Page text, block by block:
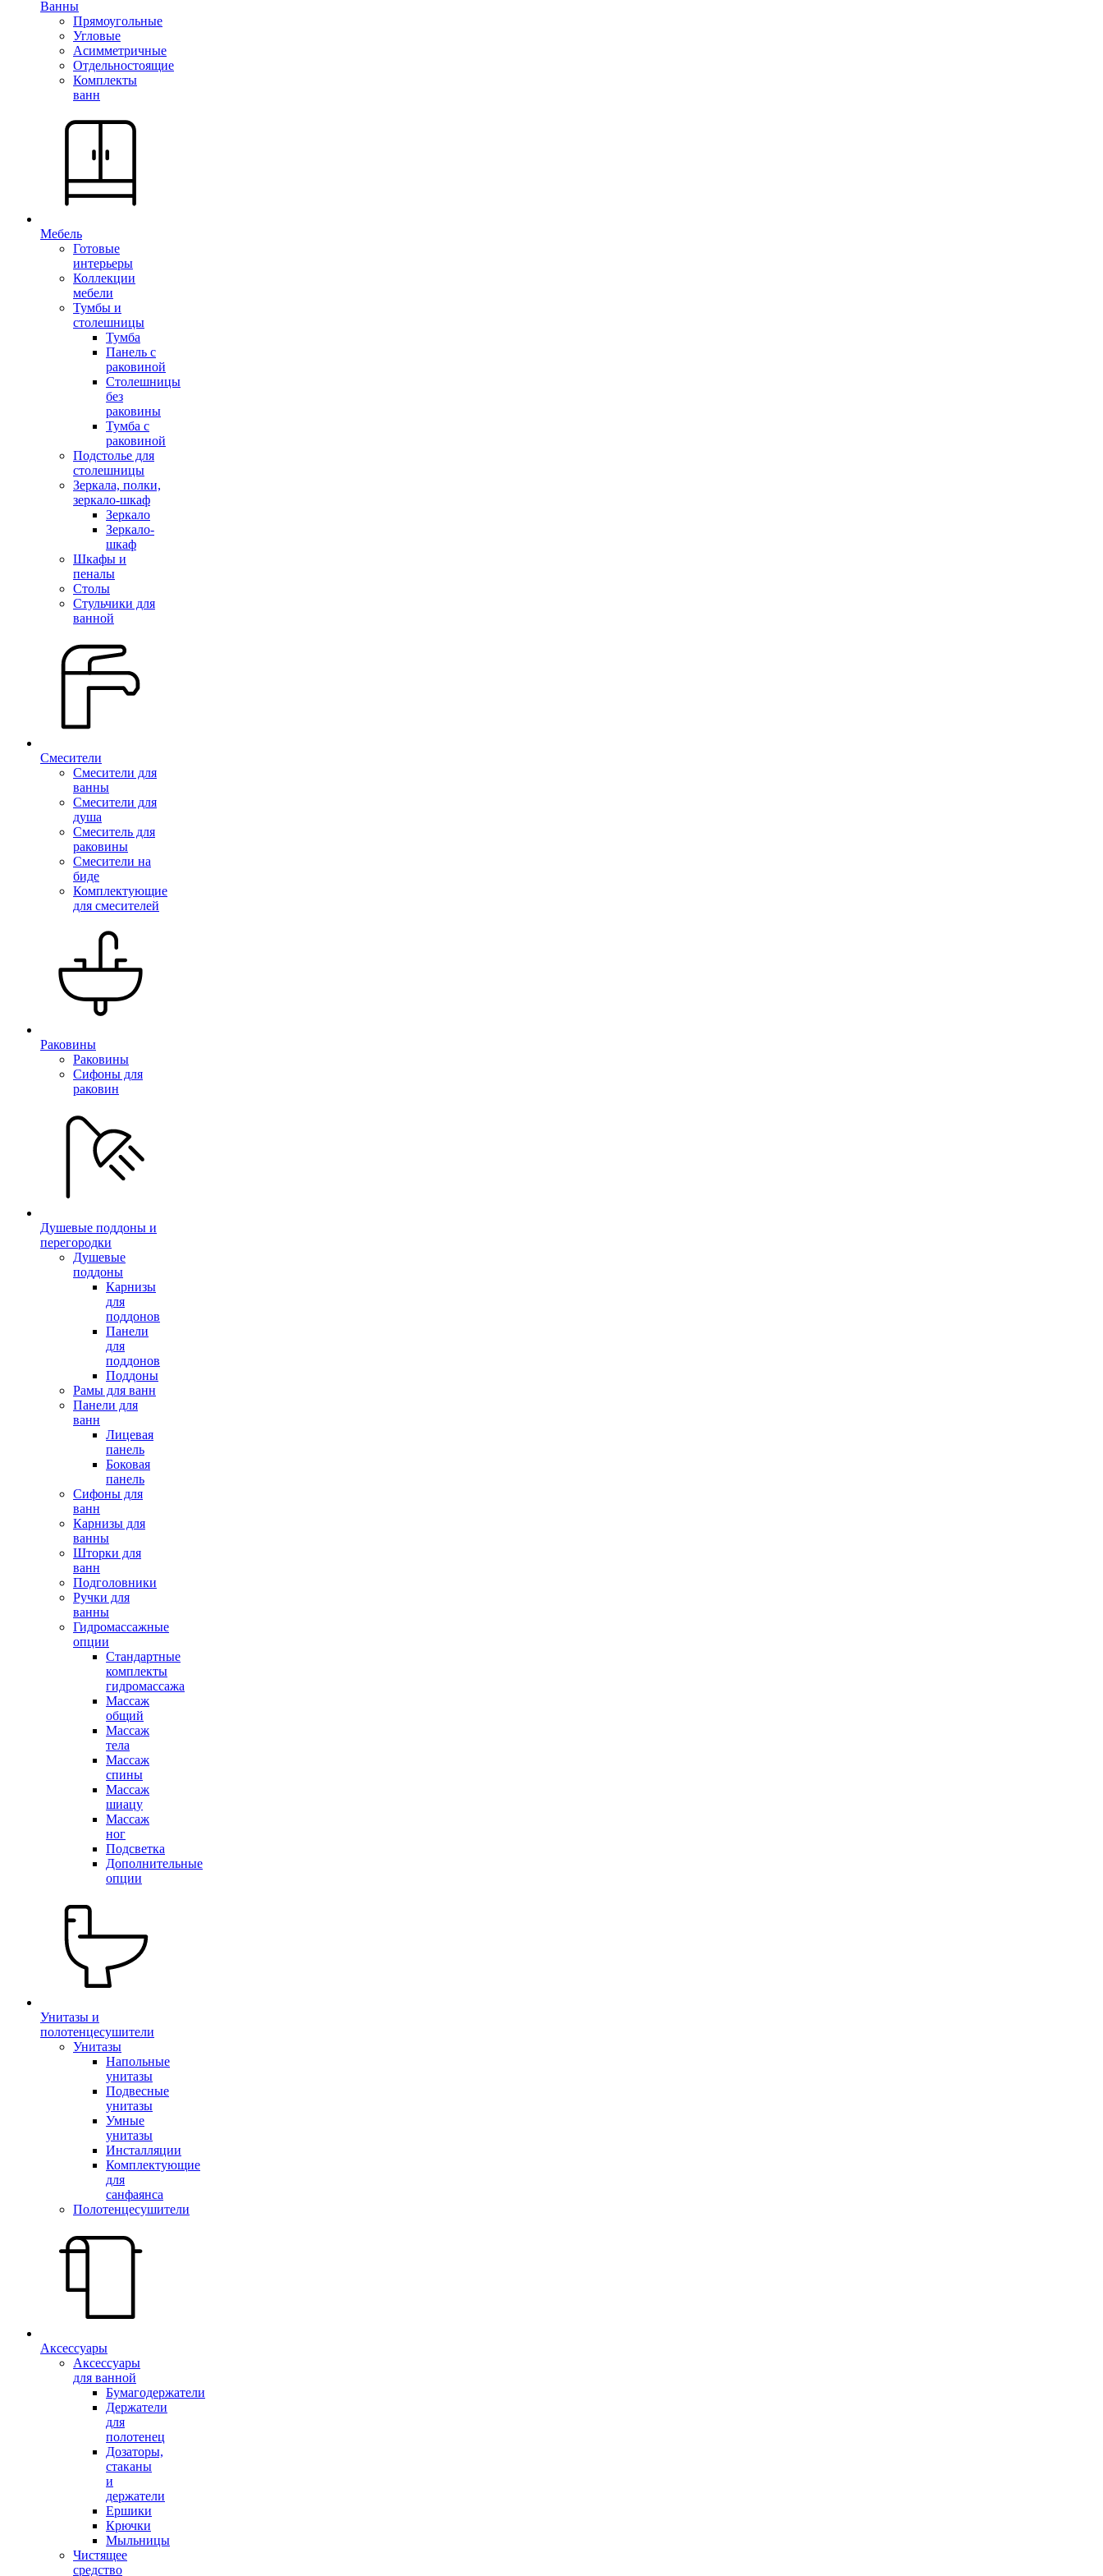
Ванны
Прямоугольные
Угловые
Асимметричные
Отдельностоящие
Комплекты
ванн
Мебель
Готовые
интерьеры
Коллекции
мебели
Тумбы и
столешницы
Тумба
Панель с
раковиной
Столешницы
без
раковины
Тумба с
раковиной
Подстолье для
столешницы
Зеркала, полки,
зеркало-шкаф
Зеркало
Зеркало-
шкаф
Шкафы и
пеналы
Столы
Стульчики для
ванной
Смесители
Смесители для
ванны
Смесители для
душа
Смеситель для
раковины
Смесители на
биде
Комплектующие
для смесителей
Раковины
Раковины
Сифоны для
раковин
Душевые поддоны и
перегородки
Душевые
поддоны
Карнизы
для
поддонов
Панели
для
поддонов
Поддоны
Рамы для ванн
Панели для
ванн
Лицевая
панель
Боковая
панель
Сифоны для
ванн
Карнизы для
ванны
Шторки для
ванн
Подголовники
Ручки для
ванны
Гидромассажные
опции
Стандартные
комплекты
гидромассажа
Массаж
общий
Массаж
тела
Массаж
спины
Массаж
шиацу
Массаж
ног
Подсветка
Дополнительные
опции
Унитазы и
полотенцесушители
Унитазы
Напольные
унитазы
Подвесные
унитазы
Умные
унитазы
Инсталляции
Комплектующие
для
санфаянса
Полотенцесушители
Аксессуары
Аксессуары
для ванной
Бумагодержатели
Держатели
для
полотенец
Дозаторы,
стаканы
и
держатели
Ершики
Крючки
Мыльницы
Чистящее
средство